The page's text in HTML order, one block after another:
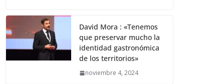
David Mora : «Tenemos
que preservar mucho la
identidad gastronómica
de los territorios»
noviembre 4, 2024